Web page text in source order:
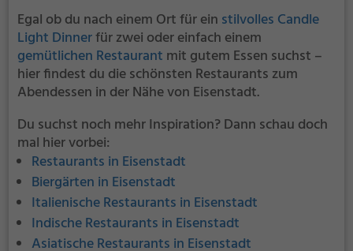
Egal ob du nach einem Ort für ein stilvolles Candle
Light Dinnerfür zwei oder einfach einem
gemütlichen Restaurant mit gutem Essen suchst –
hier findest du die schönsten Restaurants zum
Abendessen in der Nähe von Eisenstadt.
Du suchst noch mehr Inspiration? Dann schau doch
mal hier vorbei:
Restaurants in Eisenstadt
Biergärten in Eisenstadt
Italienische Restaurants in Eisenstadt
Indische Restaurants in Eisenstadt
Asiatische Restaurants in Eisenstadt